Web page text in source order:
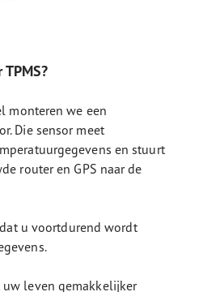
monteren we een
Die sensor meet
en stuurt
router en GPS naar de
u voortdurend wordt
uw leven gemakkelijker